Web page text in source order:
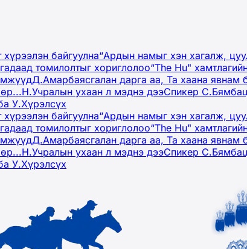
байгуулна“Ардын намыг хэн хагалж,
томилолтыг хориглолоо“The Hu"
Д.Амарбаясгалан дарга аа, Та хаана явнам
Н.Учралын ухаан л мэднэ дээСпикер
У.Хүрэлсүх
байгуулна“Ардын намыг хэн хагалж,
томилолтыг хориглолоо“The Hu"
Д.Амарбаясгалан дарга аа, Та хаана явнам
Н.Учралын ухаан л мэднэ дээСпикер
У.Хүрэлсүх